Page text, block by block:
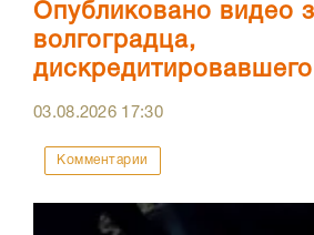
Опубликовано видео
волгоградца,
03.08.2026 17:30
Комментарии